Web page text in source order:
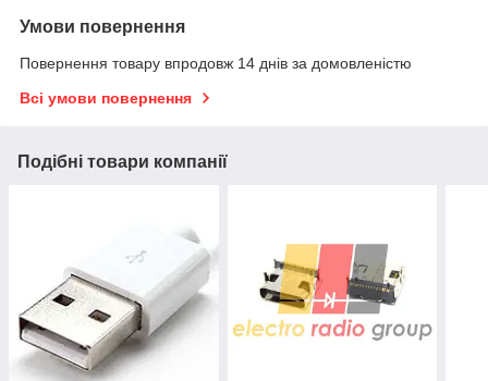
Умови повернення
Повернення товару впродовж 14 днів за домовленістю
Всі умови повернення
Подібні товари компанії